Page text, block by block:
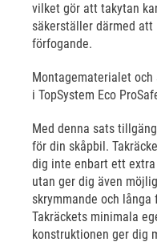
vilket gör att takytan
säkerställer därmed
förfogande.
Montagematerialet
i TopSystem Eco
Med denna sats
för din skåpbil.
dig inte enbart ett
utan ger dig även
skrymmande och
Takräckets minimala
konstruktionen ger dig